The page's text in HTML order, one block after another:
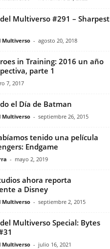
Multiverso #291 – Sharpest
Multiverso - agosto 20, 2018
in Training: 2016 un año
parte 1
7, 2017
el Día de Batman
Multiverso - septiembre 26, 2015
tenido una película
Endgame
- mayo 2, 2019
ahora reporta
a Disney
Multiverso - septiembre 2, 2015
Multiverso Special: Bytes
Multiverso - julio 16, 2021